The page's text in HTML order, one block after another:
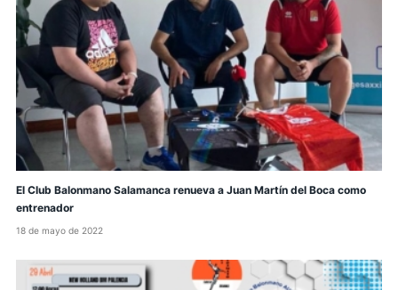
El Club Balonmano Salamanca renueva a Juan Martín del Boca como
entrenador
18 de mayo de 2022